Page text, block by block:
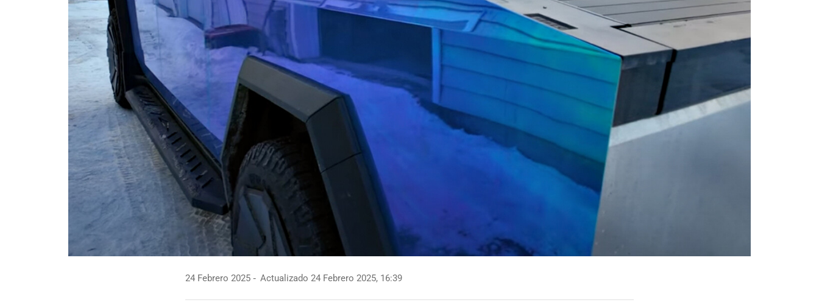
24 Febrero 2025 Actualizado 24 Febrero 2025, 16:39